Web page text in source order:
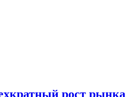
рост